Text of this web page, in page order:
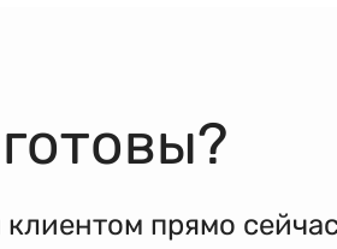
прямо